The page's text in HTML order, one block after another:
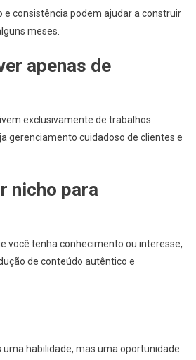
e consistência podem ajudar a construir
meses.
apenas de
exclusivamente de trabalhos
gerenciamento cuidadoso de clientes e
nicho para
você tenha conhecimento ou interesse,
de conteúdo autêntico e
uma habilidade, mas uma oportunidade